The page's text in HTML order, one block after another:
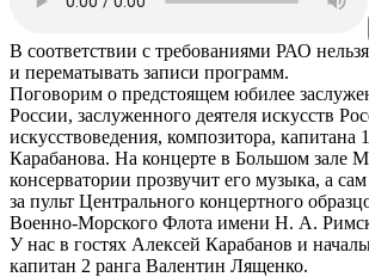
В соответствии с требованиями РАО
и перематывать записи программ.
Поговорим о предстоящем юбилее
России, заслуженного деятеля искусств
искусствоведения, композитора, капитана
Карабанова. На концерте в Большом зале
консерватории прозвучит его музыка, а
за пульт Центрального концертного
Военно-Морского Флота имени Н. А.
У нас в гостях Алексей Карабанов и
капитан 2 ранга Валентин Лященко.